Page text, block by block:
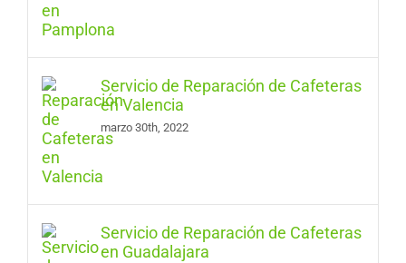
Servicio de Reparación de Cafeteras
en Valencia
marzo 30th, 2022
Servicio de Reparación de Cafeteras
en Guadalajara